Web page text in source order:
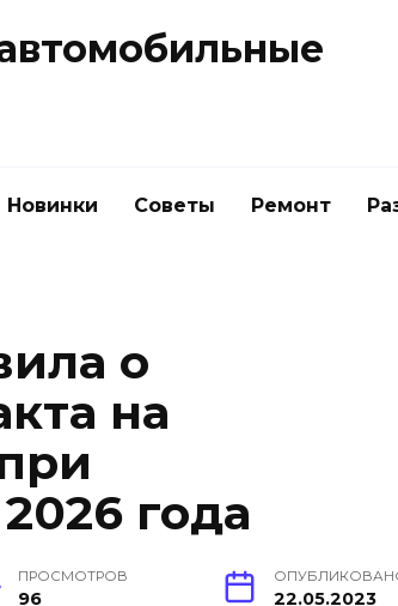
Новинки Советы Ремонт
о
на
года
ПРОСМОТРОВ
96 22.05.2023